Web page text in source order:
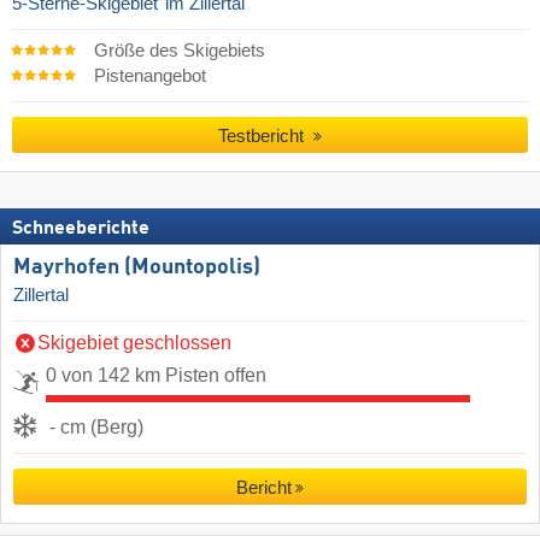
5-Sterne-Skigebiet im Zillertal
Größe des Skigebiets
Pistenangebot
Testbericht
Schneeberichte
Mayrhofen (Mountopolis)
Zillertal
Skigebiet geschlossen
0 von 142 km Pisten offen
- cm (Berg)
Bericht